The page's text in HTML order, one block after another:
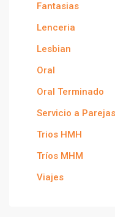
Fantasias
Lenceria
Lesbian
Oral
Oral Terminado
Servicio a Parejas
Trios HMH
Tríos MHM
Viajes